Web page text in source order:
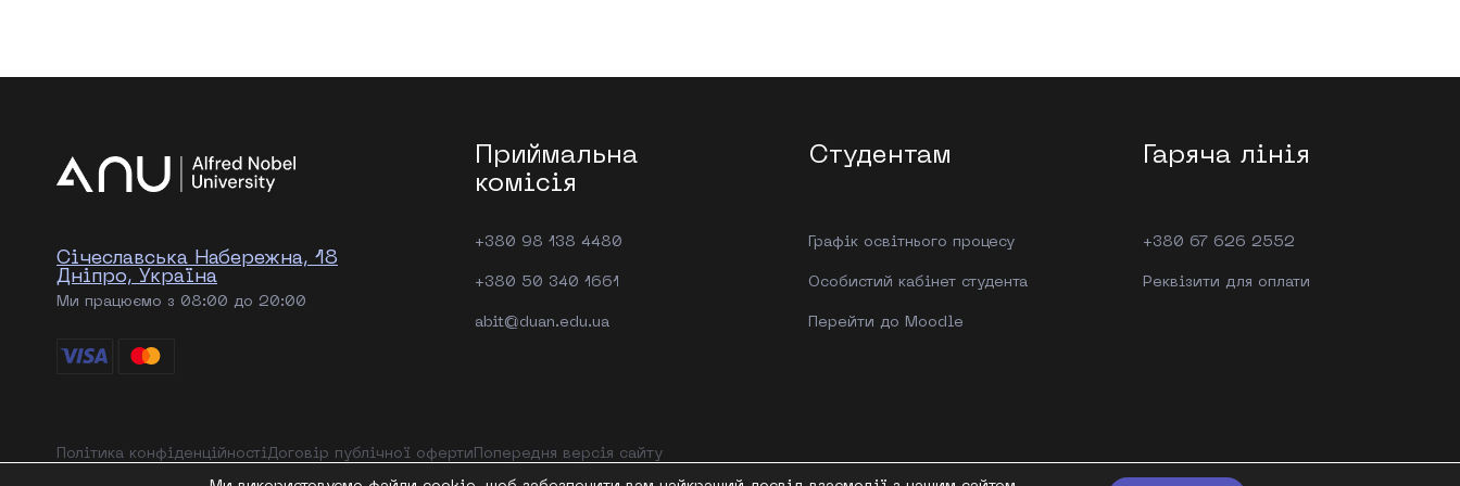
Січеславська Набережна, 18
Дніпро, Україна
Ми працюємо з 08:00 до 20:00
Приймальна
комісія
+380 98 138 4480
+380 50 340 1661
abit@duan.edu.ua
Студентам
Графік освітнього процесу
Особистий кабінет студента
Перейти до Moodle
Гаряча лінія
+380 67 626 2552
Реквізити для оплати
Політика конфіденційностіДоговір публічної оферти Попередня версія сайту